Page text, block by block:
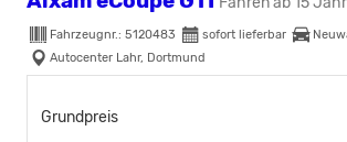
Fahrzeugnr.: 5120483 sofort lieferbar
Autocenter Lahr, Dortmund
Grundpreis